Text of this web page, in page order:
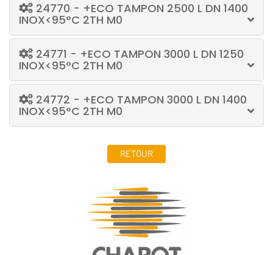
24770 - +ECO TAMPON 2500 L DN 1400
INOX<95°C 2TH M0
24771 - +ECO TAMPON 3000 L DN 1250
INOX<95°C 2TH M0
24772 - +ECO TAMPON 3000 L DN 1400
INOX<95°C 2TH M0
RETOUR